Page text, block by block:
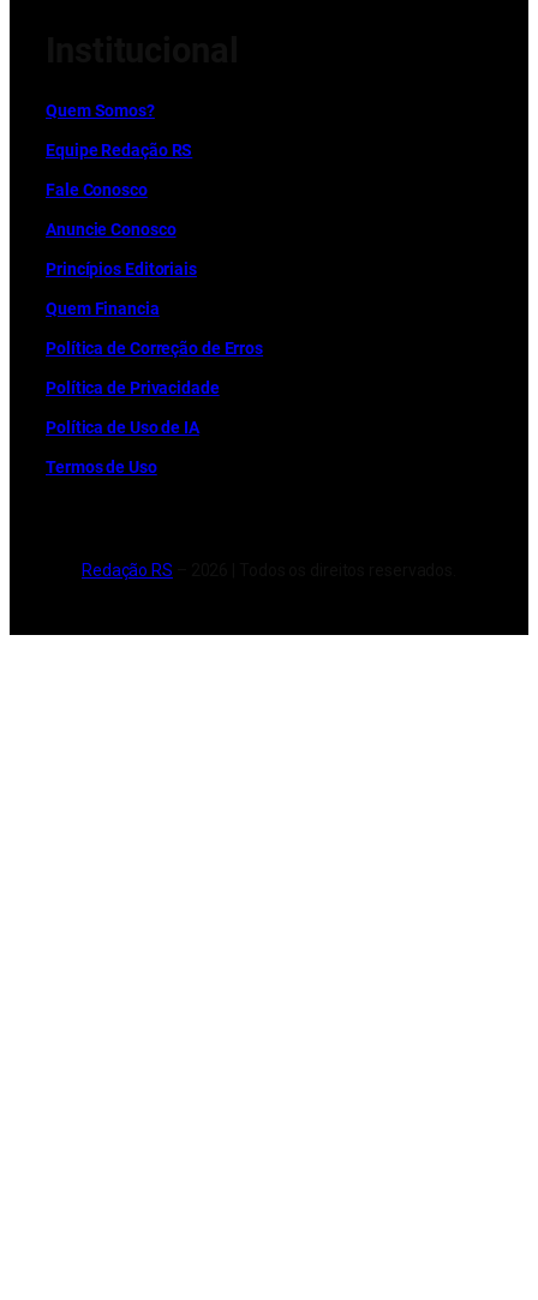
Quem Somos?
Equipe Redação RS
Fale Conosco
Anuncie Conosco
Princípios Editoriais
Quem Financia
Política de Correção de Erros
Política de Privacidade
Política de Uso de IA
Termos de Uso
Redação RS